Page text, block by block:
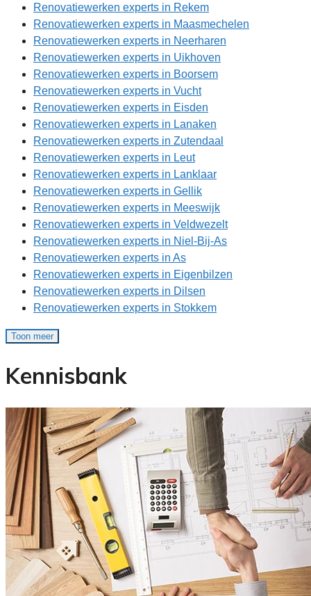
Renovatiewerken experts in Rekem
Renovatiewerken experts in Maasmechelen
Renovatiewerken experts in Neerharen
Renovatiewerken experts in Uikhoven
Renovatiewerken experts in Boorsem
Renovatiewerken experts in Vucht
Renovatiewerken experts in Eisden
Renovatiewerken experts in Lanaken
Renovatiewerken experts in Zutendaal
Renovatiewerken experts in Leut
Renovatiewerken experts in Lanklaar
Renovatiewerken experts in Gellik
Renovatiewerken experts in Meeswijk
Renovatiewerken experts in Veldwezelt
Renovatiewerken experts in Niel-Bij-As
Renovatiewerken experts in As
Renovatiewerken experts in Eigenbilzen
Renovatiewerken experts in Dilsen
Renovatiewerken experts in Stokkem
Toon meer
Kennisbank